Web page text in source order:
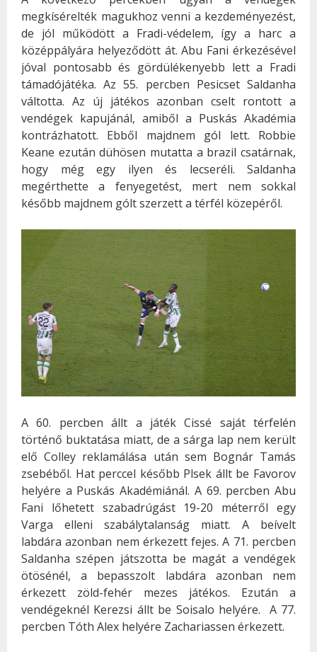
megkísérelték magukhoz venni a kezdeményezést,
de jól működött a Fradi-védelem, így a harc a
középpályára helyeződött át. Abu Fani érkezésével
jóval pontosabb és gördülékenyebb lett a Fradi
támadójátéka. Az 55. percben Pesicset Saldanha
váltotta. Az új játékos azonban cselt rontott a
vendégek kapujánál, amiből a Puskás Akadémia
kontrázhatott. Ebből majdnem gól lett. Robbie
Keane ezután dühösen mutatta a brazil csatárnak,
hogy még egy ilyen és lecseréli. Saldanha
megérthette a fenyegetést, mert nem sokkal
később majdnem gólt szerzett a térfél közepéről.
A 60. percben állt a játék Cissé saját térfelén
történő buktatása miatt, de a sárga lap nem került
elő Colley reklamálása után sem Bognár Tamás
zsebéből. Hat perccel később Plsek állt be Favorov
helyére a Puskás Akadémiánál. A 69. percben Abu
Fani lőhetett szabadrúgást 19-20 méterről egy
Varga elleni szabálytalanság miatt. A beívelt
labdára azonban nem érkezett fejes. A 71. percben
Saldanha szépen játszotta be magát a vendégek
ötösénél, a bepasszolt labdára azonban nem
érkezett zöld-fehér mezes játékos. Ezután a
vendégeknél Kerezsi állt be Soisalo helyére. A 77.
percben Tóth Alex helyére Zachariassen érkezett.